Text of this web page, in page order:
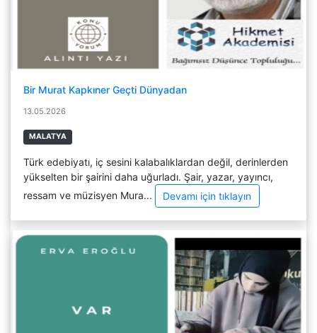
Bir Murat Kapkıner Geçti Dünyadan
13.05.2026
MALATYA
Türk edebiyatı, iç sesini kalabalıklardan değil, derinlerden
yükselten bir şairini daha uğurladı. Şair, yazar, yayıncı,
ressam ve müzisyen Mura...
Devamı için tıklayın